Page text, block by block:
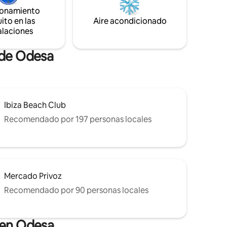
y
propiedad! ¡No se permite fumar en el
departamento!
en las
Aire acondicionado
Odesa
Ibiza Beach Club
Recomendado por 197 personas locales
Mercado Privoz
Recomendado por 90 personas locales